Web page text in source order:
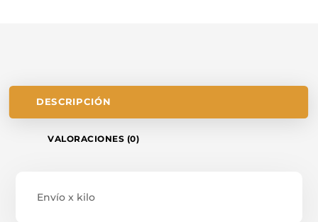
DESCRIPCIÓN
VALORACIONES (0)
Envío x kilo